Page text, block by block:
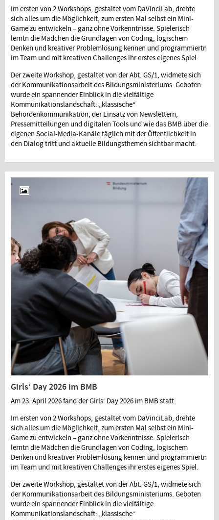
Im ersten von 2 Workshops, gestaltet vom DaVinciLab, drehte
sich alles um die Möglichkeit, zum ersten Mal selbst ein Mini-
Game zu entwickeln – ganz ohne Vorkenntnisse. Spielerisch
lerntn die Mädchen die Grundlagen von Coding, logischem
Denken und kreativer Problemlösung kennen und programmiertn
im Team und mit kreativen Challenges ihr erstes eigenes Spiel.
Der zweite Workshop, gestaltet von der Abt. GS/1, widmete sich
der Kommunikationsarbeit des Bildungsministeriums. Geboten
wurde ein spannender Einblick in die vielfältige
Kommunikationslandschaft: „klassische“
Behördenkommunikation, der Einsatz von Newslettern,
Pressemitteilungen und digitalen Tools und wie das BMB über die
eigenen Social-Media-Kanäle täglich mit der Öffentlichkeit in
den Dialog tritt und aktuelle Bildungsthemen sichtbar macht.
Girls‘ Day 2026 im BMB
Am 23. April 2026 fand der Girls‘ Day 2026 im BMB statt.
Im ersten von 2 Workshops, gestaltet vom DaVinciLab, drehte
sich alles um die Möglichkeit, zum ersten Mal selbst ein Mini-
Game zu entwickeln – ganz ohne Vorkenntnisse. Spielerisch
lerntn die Mädchen die Grundlagen von Coding, logischem
Denken und kreativer Problemlösung kennen und programmiertn
im Team und mit kreativen Challenges ihr erstes eigenes Spiel.
Der zweite Workshop, gestaltet von der Abt. GS/1, widmete sich
der Kommunikationsarbeit des Bildungsministeriums. Geboten
wurde ein spannender Einblick in die vielfältige
Kommunikationslandschaft: „klassische“